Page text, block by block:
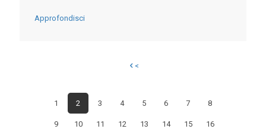
Approfondisci-
DESERTIFICAZIONE
<
1 2 3 4 5 6 7 8
9 10 11 12 13 14 15 16